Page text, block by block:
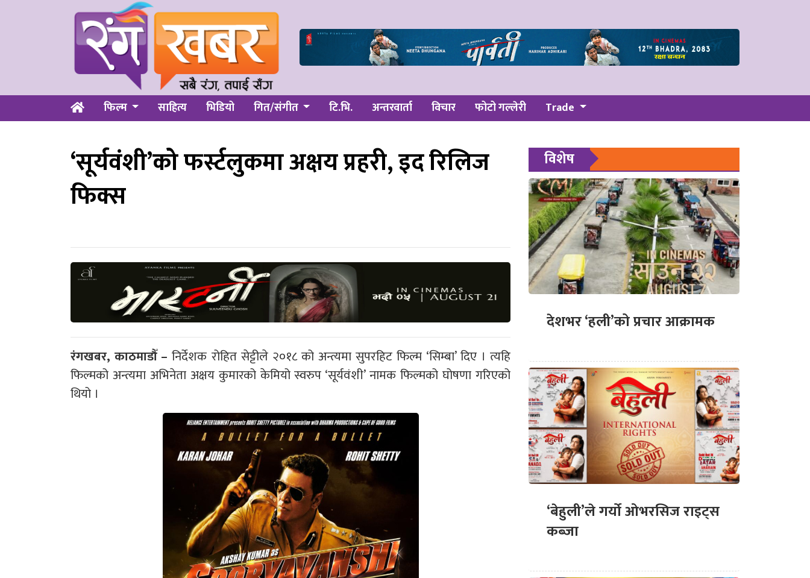
फिल्म साहित्य भिडियो गित/संगीत टि.भि. अन्तरवार्ता विचार फोटो गल्लेरी Trade
‘सूर्यवंशी’को फर्स्टलुकमा अक्षय प्रहरी, इद रिलिज
फिक्स
रंगखबर, काठमाडौँ – निर्देशक रोहित सेट्टीले २०१८ को अन्त्यमा सुपरहिट फिल्म ‘सिम्बा’ दिए । त्यहि
फिल्मको अन्त्यमा अभिनेता अक्षय कुमारको केमियो स्वरुप ‘सूर्यवंशी’ नामक फिल्मको घोषणा गरिएको
थियो ।
विशेष
देशभर ‘हली’को प्रचार आक्रामक
‘बेहुली’ले गर्यो ओभरसिज राइट्स
कब्जा